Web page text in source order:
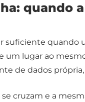
quando
suficiente quando
um lugar ao
de dados
cruzam e a